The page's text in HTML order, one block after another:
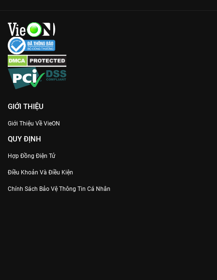
GIỚI THIỆU
Giới Thiệu Về VieON
QUY ĐỊNH
Hợp Đồng Điện Tử
Điều Khoản Và Điều Kiện
Chính Sách Bảo Vệ Thông Tin Cá Nhân